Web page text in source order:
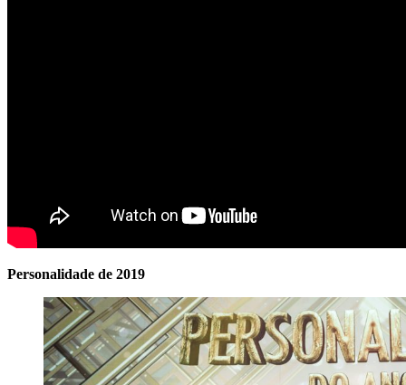
Personalidade de 2019